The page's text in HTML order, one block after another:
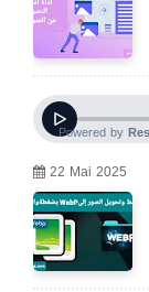
22 Mai 2025